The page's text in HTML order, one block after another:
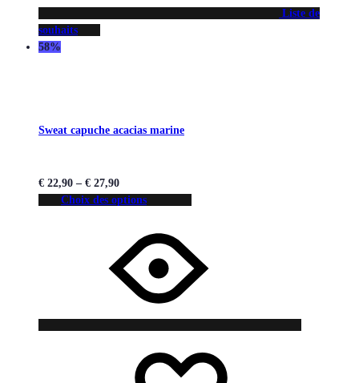
Liste de
souhaits
58%
Sweat capuche acacias marine
€ 22,90 – € 27,90
Choix des options